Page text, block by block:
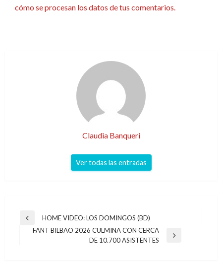
cómo se procesan los datos de tus comentarios.
Claudia Banqueri
Ver todas las entradas
Navegación
Entrada
anterior
HOME VIDEO: LOS DOMINGOS (BD)
FANT BILBAO 2026 CULMINA CON CERCA
DE 10.700 ASISTENTES